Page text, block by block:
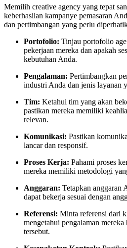
Memilih creative agency yang tepat
keberhasilan kampanye pemasaran
dan pertimbangan yang perlu
Portofolio: Tinjau portofolio
pekerjaan mereka dan apakah
kebutuhan Anda.
Pengalaman: Pertimbangkan
industri Anda dan jenis layanan
Tim: Ketahui tim yang akan
pastikan mereka memiliki
relevan.
Komunikasi: Pastikan
lancar dan responsif.
Proses Kerja: Pahami proses
mereka memiliki metodologi
Anggaran: Tetapkan anggaran
dapat bekerja sesuai dengan
Referensi: Minta referensi dari
mengetahui pengalaman
tersebut.